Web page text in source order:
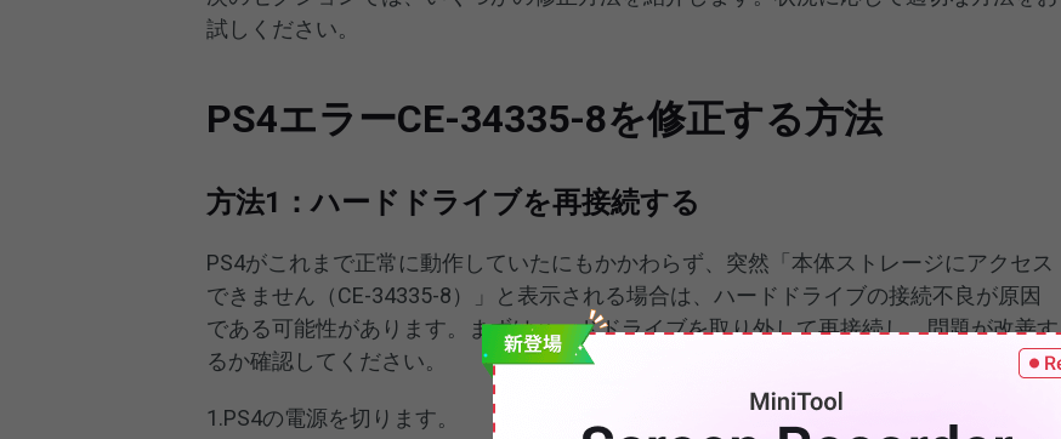
試しください。
PS4エラーCE-34335-8を修正する方法
方法1：ハードドライブを再接続する
PS4がこれまで正常に動作していたにもかかわらず、突然「本体ストレージにアクセス
できません（CE-34335-8）」と表示される場合は、ハードドライブの接続不良が原因
である可能性があります。まずはハードドライブを取り外して再接続し、問題が改善す
るか確認してください。
1.PS4の電源を切ります。